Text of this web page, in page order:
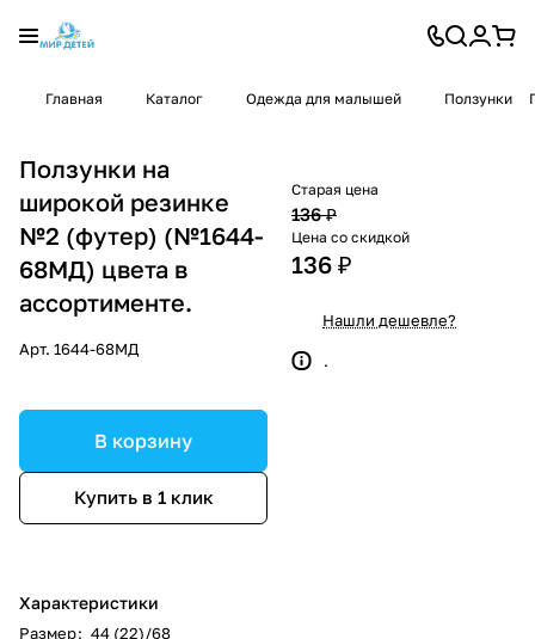
Главная Каталог Одежда для малышей Ползунки
Ползунки на
широкой резинке
№2 (футер) (№1644-
68МД) цвета в
ассортименте.
Арт. 1644-68МД
В корзину
Купить в 1 клик
Характеристики
Размер: 44 (22)/68
Старая цена
136 ₽
Цена со скидкой
136 ₽
Нашли дешевле?
.